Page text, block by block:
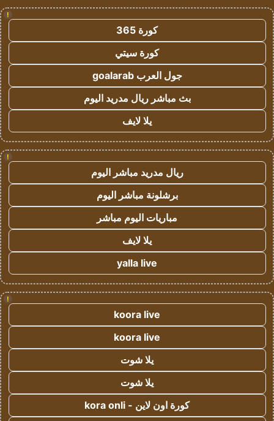
!
كورة 365
كورة سيتي
جول العرب goalarab
بث مباشر ريال مدريد اليوم
يلا لايف
!
ريال مدريد مباشر اليوم
برشلونة مباشر اليوم
مباريات اليوم مباشر
يلا لايف
yalla live
!
koora live
koora live
يلا شوت
يلا شوت
كورة اون لاين - kora onli